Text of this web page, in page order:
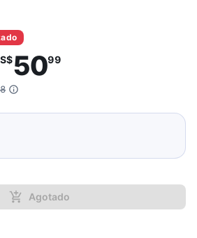
5099
Agotado